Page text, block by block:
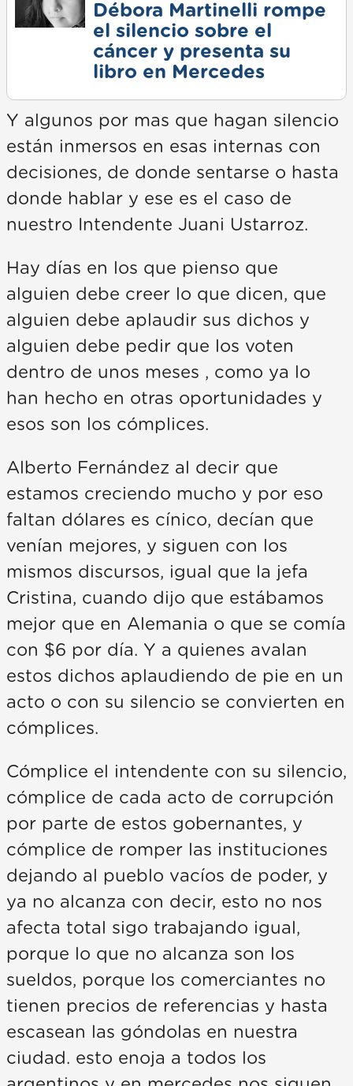
Débora Martinelli rompe
el silencio sobre el
cáncer y presenta su
libro en Mercedes
Y algunos por mas que hagan silencio
están inmersos en esas internas con
decisiones, de donde sentarse o hasta
donde hablar y ese es el caso de
nuestro Intendente Juani Ustarroz.
Hay días en los que pienso que
alguien debe creer lo que dicen, que
alguien debe aplaudir sus dichos y
alguien debe pedir que los voten
dentro de unos meses , como ya lo
han hecho en otras oportunidades y
esos son los cómplices.
Alberto Fernández al decir que
estamos creciendo mucho y por eso
faltan dólares es cínico, decían que
venían mejores, y siguen con los
mismos discursos, igual que la jefa
Cristina, cuando dijo que estábamos
mejor que en Alemania o que se comía
con $6 por día. Y a quienes avalan
estos dichos aplaudiendo de pie en un
acto o con su silencio se convierten en
cómplices.
Cómplice el intendente con su silencio,
cómplice de cada acto de corrupción
por parte de estos gobernantes, y
cómplice de romper las instituciones
dejando al pueblo vacíos de poder, y
ya no alcanza con decir, esto no nos
afecta total sigo trabajando igual,
porque lo que no alcanza son los
sueldos, porque los comerciantes no
tienen precios de referencias y hasta
escasean las góndolas en nuestra
ciudad. esto enoja a todos los